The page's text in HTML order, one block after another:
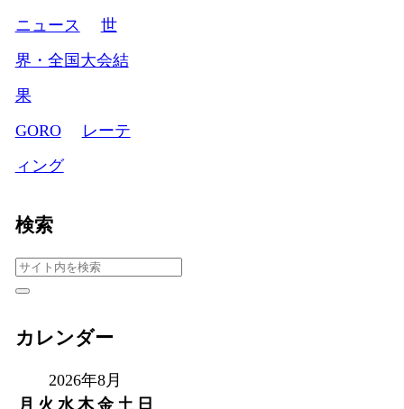
ニュース
世
界・全国大会結
果
GORO
レーテ
ィング
検索
カレンダー
2026年8月
月 火 水 木 金 土 日